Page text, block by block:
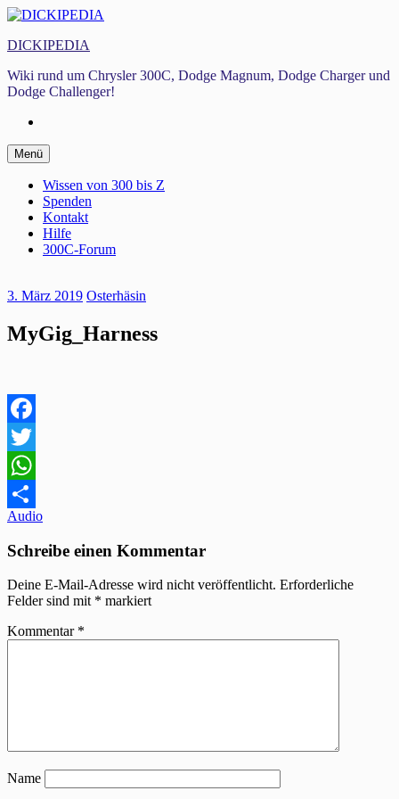
Zum
springen
DICKIPEDIA
Wiki rund um Chrysler 300C, Dodge Magnum, Dodge Charger und
Dodge Challenger!
Menü Zum
Inhalt
springen
Wissen von 300 bis Z
Spenden
Kontakt
Hilfe
300C-Forum
3. März 2019 Osterhäsin
MyGig_Harness
Facebook
Twitter
WhatsApp
Teilen
Beitragsnavigation
Audio
Schreibe einen Kommentar
Deine E-Mail-Adresse wird nicht veröffentlicht. Erforderliche
Felder sind mit * markiert
Kommentar *
Name